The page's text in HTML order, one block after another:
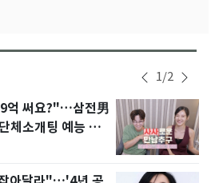
1/2
억 써요?"…삼전男
체소개팅 예능 화